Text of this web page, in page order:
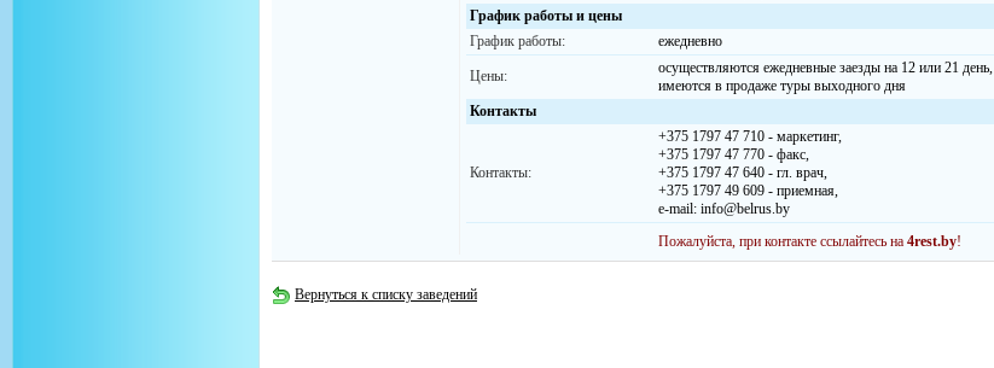
График работы и цены
График работы:
ежедневно
Цены:
осуществляются ежедневные заезды на 12 или 21 день,
имеются в продаже туры выходного дня
Контакты
Контакты:
+375 1797 47 710 - маркетинг,
+375 1797 47 770 - факс,
+375 1797 47 640 - гл. врач,
+375 1797 49 609 - приемная,
e-mail: info@belrus.by
Пожалуйста, при контакте ссылайтесь на 4rest.by!
Вернуться к списку заведений